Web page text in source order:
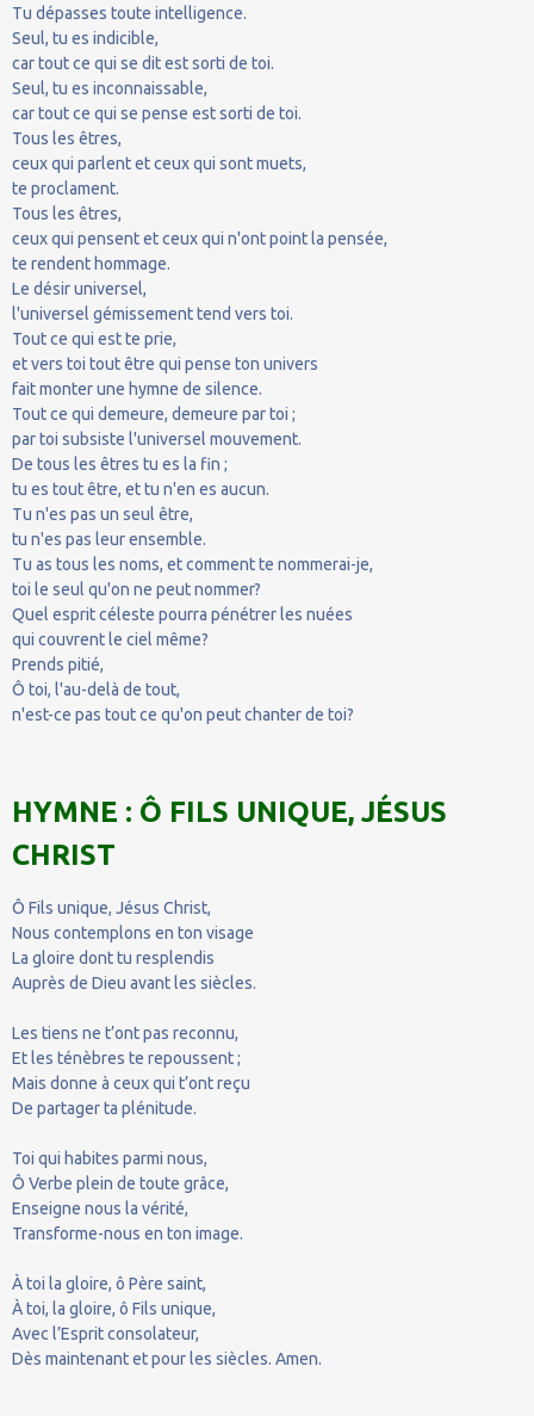
Tu dépasses toute intelligence.
Seul, tu es indicible,
car tout ce qui se dit est sorti de toi.
Seul, tu es inconnaissable,
car tout ce qui se pense est sorti de toi.
Tous les êtres,
ceux qui parlent et ceux qui sont muets,
te proclament.
Tous les êtres,
ceux qui pensent et ceux qui n'ont point la pensée,
te rendent hommage.
Le désir universel,
l'universel gémissement tend vers toi.
Tout ce qui est te prie,
et vers toi tout être qui pense ton univers
fait monter une hymne de silence.
Tout ce qui demeure, demeure par toi ;
par toi subsiste l'universel mouvement.
De tous les êtres tu es la fin ;
tu es tout être, et tu n'en es aucun.
Tu n'es pas un seul être,
tu n'es pas leur ensemble.
Tu as tous les noms, et comment te nommerai-je,
toi le seul qu'on ne peut nommer?
Quel esprit céleste pourra pénétrer les nuées
qui couvrent le ciel même?
Prends pitié,
Ô toi, l'au-delà de tout,
n'est-ce pas tout ce qu'on peut chanter de toi?
HYMNE : Ô FILS UNIQUE, JÉSUS
CHRIST
Ô Fils unique, Jésus Christ,
Nous contemplons en ton visage
La gloire dont tu resplendis
Auprès de Dieu avant les siècles.
Les tiens ne t’ont pas reconnu,
Et les ténèbres te repoussent ;
Mais donne à ceux qui t’ont reçu
De partager ta plénitude.
Toi qui habites parmi nous,
Ô Verbe plein de toute grâce,
Enseigne nous la vérité,
Transforme-nous en ton image.
À toi la gloire, ô Père saint,
À toi, la gloire, ô Fils unique,
Avec l’Esprit consolateur,
Dès maintenant et pour les siècles. Amen.